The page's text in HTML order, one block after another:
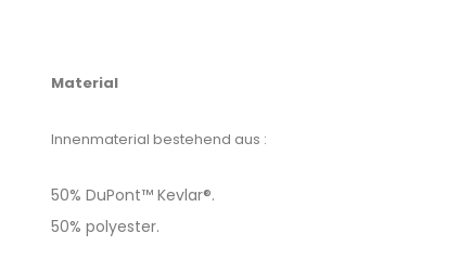
Material
Innenmaterial bestehend aus :
50% DuPont™ Kevlar®.
50% polyester.